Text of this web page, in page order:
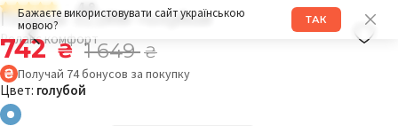
Бажаєте використовувати сайт українською
мовою?
ТАК
4.9
Платье 311RW голубой
Релакс комфорт
742₴ 1 649₴
Получай 74бонусов за покупку
Цвет: голубой